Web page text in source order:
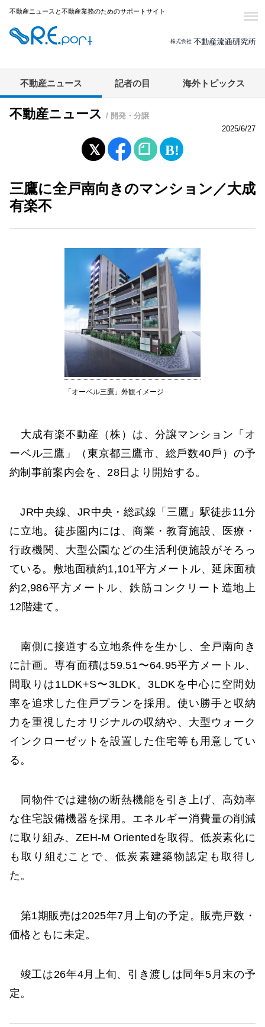
不動産ニュースと不動産業務のためのサポートサイト
不動産ニュース 記者の目 海外トピックス
不動産ニュース / 開発・分譲
2025/6/27
三鷹に全戸南向きのマンション／大成
有楽不
「オーベル三鷹」外観イメージ
大成有楽不動産（株）は、分譲マンション「オ
ーベル三鷹」（東京都三鷹市、総⼾数40⼾）の予
約制事前案内会を、28日より開始する。
JR中央線、JR中央・総武線「三鷹」駅徒歩11分
に立地。徒歩圏内には、商業・教育施設、医療・
行政機関、大型公園などの生活利便施設がそろっ
ている。敷地⾯積約1,101平方メートル、延床面積
約2,986平方メートル、鉄筋コンクリート造地上
12階建て。
南側に接道する立地条件を生かし、全戸南向き
に計画。専有⾯積は59.51〜64.95平方メートル、
間取りは1LDK+S〜3LDK。3LDKを中心に空間効
率を追求した住戸プランを採用。使い勝手と収納
力を重視したオリジナルの収納や、大型ウォーク
インクローゼットを設置した住宅等も用意してい
る。
同物件では建物の断熱機能を引き上げ、高効率
な住宅設備機器を採用。エネルギー消費量の削減
に取り組み、ZEH-M Orientedを取得。低炭素化に
も取り組むことで、低炭素建築物認定も取得し
た。
第1期販売は2025年7月上旬の予定。販売戸数・
価格ともに未定。
竣⼯は26年4⽉上旬、引き渡しは同年5⽉末の予
定。